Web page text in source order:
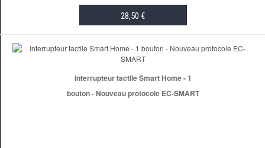
28,50 €
Interrupteur tactile Smart Home - 1
bouton - Nouveau protocole EC-SMART